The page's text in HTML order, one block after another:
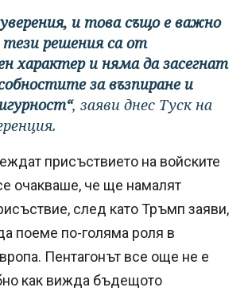
и това също е важно
тези решения са от
характер и няма да засегнат
за възпиране и
, заяви днес Туск на
присъствието на войските
очакваше, че ще намалят
след като Тръмп заяви,
поеме по-голяма роля в
Пентагонът все още не е
как вижда бъдещото